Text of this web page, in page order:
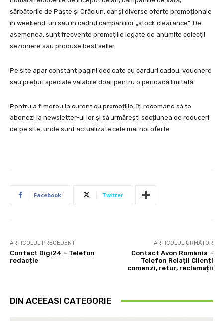
sărbătorile de Paște și Crăciun, dar și diverse oferte promoționale
în weekend-uri sau în cadrul campaniilor „stock clearance”. De
asemenea, sunt frecvente promoțiile legate de anumite colecții
sezoniere sau produse best seller.
Pe site apar constant pagini dedicate cu carduri cadou, vouchere
sau prețuri speciale valabile doar pentru o perioadă limitată.
Pentru a fi mereu la curent cu promoțiile, îți recomand să te
abonezi la newsletter-ul lor și să urmărești secțiunea de reduceri
de pe site, unde sunt actualizate cele mai noi oferte.
Facebook Twitter
ARTICOLUL PRECEDENT
Contact Digi24 – Telefon
redacție
ARTICOLUL URMĂTOR
Contact Avon România –
Telefon Relații Clienți
comenzi, retur, reclamații
DIN ACEEASI CATEGORIE